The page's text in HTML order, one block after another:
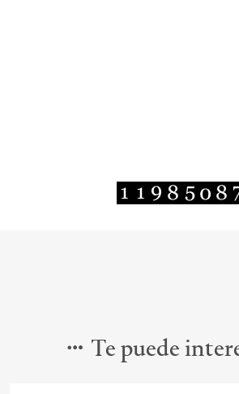
Te puede